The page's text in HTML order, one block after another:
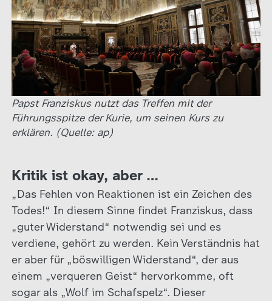
Papst Franziskus nutzt das Treffen mit der
Führungsspitze der Kurie, um seinen Kurs zu
erklären. (Quelle: ap)
Kritik ist okay, aber …
„Das Fehlen von Reaktionen ist ein Zeichen des
Todes!“ In diesem Sinne findet Franziskus, dass
„guter Widerstand“ notwendig sei und es
verdiene, gehört zu werden. Kein Verständnis hat
er aber für „böswilligen Widerstand“, der aus
einem „verqueren Geist“ hervorkomme, oft
sogar als „Wolf im Schafspelz“. Dieser